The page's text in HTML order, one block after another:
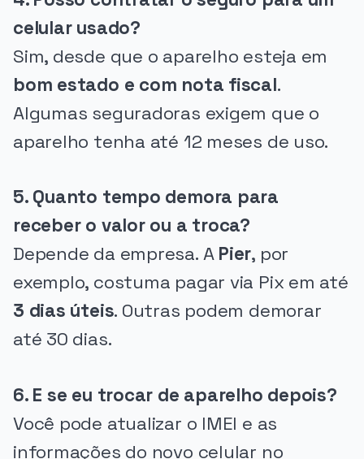
celular usado?
Sim, desde que o aparelho esteja em
bom estado e com nota fiscal.
Algumas seguradoras exigem que o
aparelho tenha até 12 meses de uso.
5. Quanto tempo demora para
receber o valor ou a troca?
Depende da empresa. A Pier, por
exemplo, costuma pagar via Pix em até
3 dias úteis. Outras podem demorar
até 30 dias.
6. E se eu trocar de aparelho depois?
Você pode atualizar o IMEI e as
informações do novo celular no